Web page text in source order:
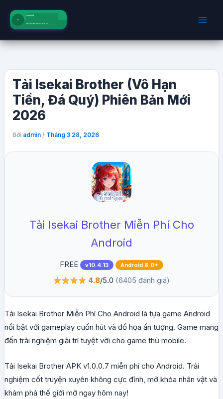
dung
Tải Isekai Brother (Vô Hạn
Tiền, Đá Quý) Phiên Bản Mới
2026
Bởi admin / Tháng 3 28, 2026
Tải Isekai Brother Miễn Phí Cho
Android
FREE v10.4.13 Android 8.0+
4.8/5.0 (6405 đánh giá)
Tải Isekai Brother Miễn Phí Cho Android là tựa game Android
nổi bật với gameplay cuốn hút và đồ họa ấn tượng. Game mang
đến trải nghiệm giải trí tuyệt vời cho game thủ mobile.
Tải Isekai Brother APK v1.0.0.7 miễn phí cho Android. Trải
nghiệm cốt truyện xuyên không cực đỉnh, mở khóa nhân vật và
khám phá thế giới mở ngay hôm nay!